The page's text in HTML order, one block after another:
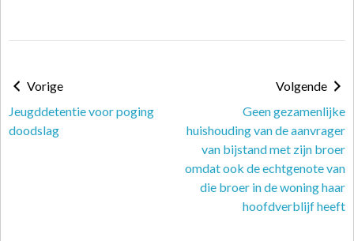
Vorige
Jeugddetentie voor poging
doodslag
Volgende
Geen gezamenlijke
huishouding van de aanvrager
van bijstand met zijn broer
omdat ook de echtgenote van
die broer in de woning haar
hoofdverblijf heeft